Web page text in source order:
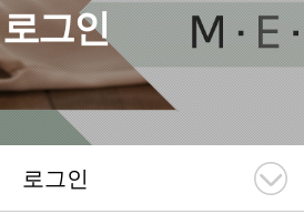
로그인
로그인